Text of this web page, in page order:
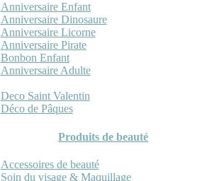
Anniversaire Enfant
Anniversaire Dinosaure
Anniversaire Licorne
Anniversaire Pirate
Bonbon Enfant
Anniversaire Adulte
Deco Saint Valentin
Déco de Pâques
Produits de beauté
Accessoires de beauté
Soin du visage & Maquillage